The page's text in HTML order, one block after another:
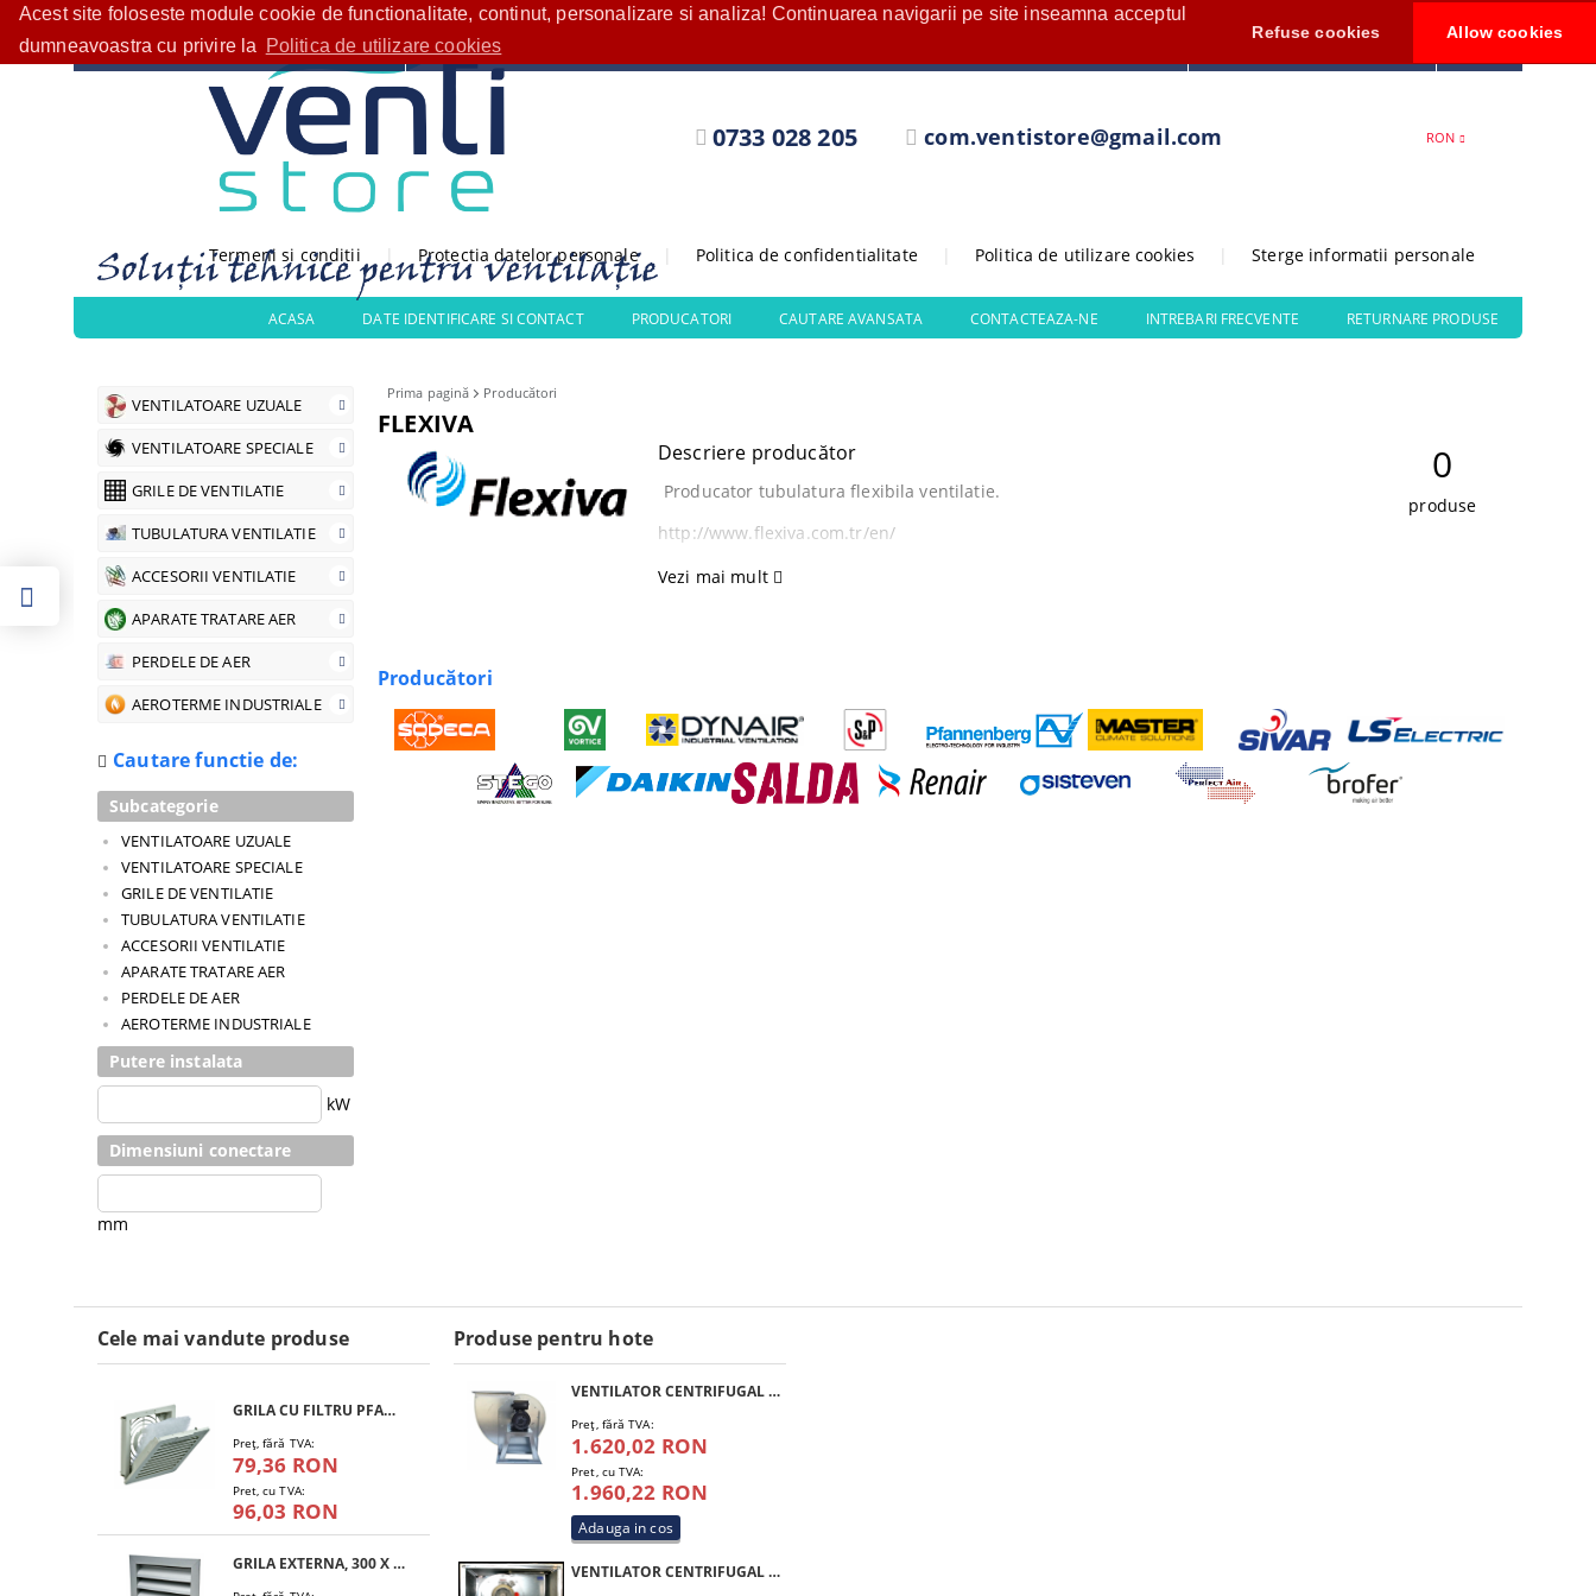
Acest site foloseste module cookie de functionalitate, continut, personalizare si analiza! Continuarea navigarii pe site inseamna acceptul
dumneavoastra cu privire la
Politica de utilizare cookies
Refuse cookies Allow cookies
Bine ați venit!
0733 028 205 com.ventistore@gmail.com RON
Termeni si conditii Protectia datelor personale Politica de confidentialitate Politica de utilizare cookies Sterge informatii personale
CATEGORII PRODUSE Contul meu 0
ACASA DATE IDENTIFICARE SI CONTACT PRODUCATORI CAUTARE AVANSATA CONTACTEAZA-NE INTREBARI FRECVENTE RETURNARE PRODUSE
VENTILATOARE UZUALE
VENTILATOARE SPECIALE
GRILE DE VENTILATIE
TUBULATURA VENTILATIE
ACCESORII VENTILATIE
APARATE TRATARE AER
PERDELE DE AER
AEROTERME INDUSTRIALE
Cautare functie de:
Subcategorie
VENTILATOARE UZUALE
VENTILATOARE SPECIALE
GRILE DE VENTILATIE
TUBULATURA VENTILATIE
ACCESORII VENTILATIE
APARATE TRATARE AER
PERDELE DE AER
AEROTERME INDUSTRIALE
Putere instalata
kW
Dimensiuni conectare
mm
Prima pagină Producători
FLEXIVA
Descriere producător
Producator tubulatura flexibila ventilatie.
http://www.flexiva.com.tr/en/
Vezi mai mult
0
produse
Producători
Cele mai vandute produse
GRILA CU FILTRU PFANNENBERG PFA 10.000
Preţ, fără TVA:
79,36 RON
Pret, cu TVA:
96,03 RON
GRILA EXTERNA, 300 X 300 MM
Produse pentru hote
VENTILATOR CENTRIFUGAL SIVAR CF 0,5 HP 200 M4
Preţ, fără TVA:
1.620,02 RON
Pret, cu TVA:
1.960,22 RON
VENTILATOR CENTRIFUGAL SIVAR BOX 1 HP 250 M4